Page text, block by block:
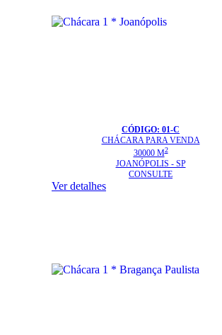
CÓDIGO: 01-C
CHÁCARAPARA VENDA
30000 M2
JOANÓPOLIS - SP
CONSULTE
Ver detalhes